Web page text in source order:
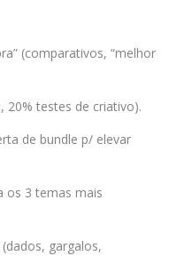
(comparativos, “melhor
20% testes de criativo).
de bundle p/ elevar
os 3 temas mais
gargalos,